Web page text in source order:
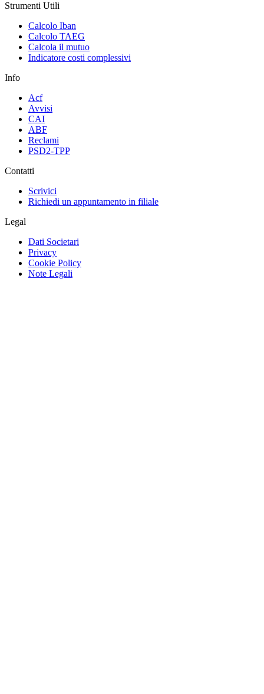
Strumenti Utili
Calcolo Iban
Calcolo TAEG
Calcola il mutuo
Indicatore costi complessivi
Info
Acf
Avvisi
CAI
ABF
Reclami
PSD2-TPP
Contatti
Scrivici
Richiedi un appuntamento in filiale
Legal
Dati Societari
Privacy
Cookie Policy
Note Legali